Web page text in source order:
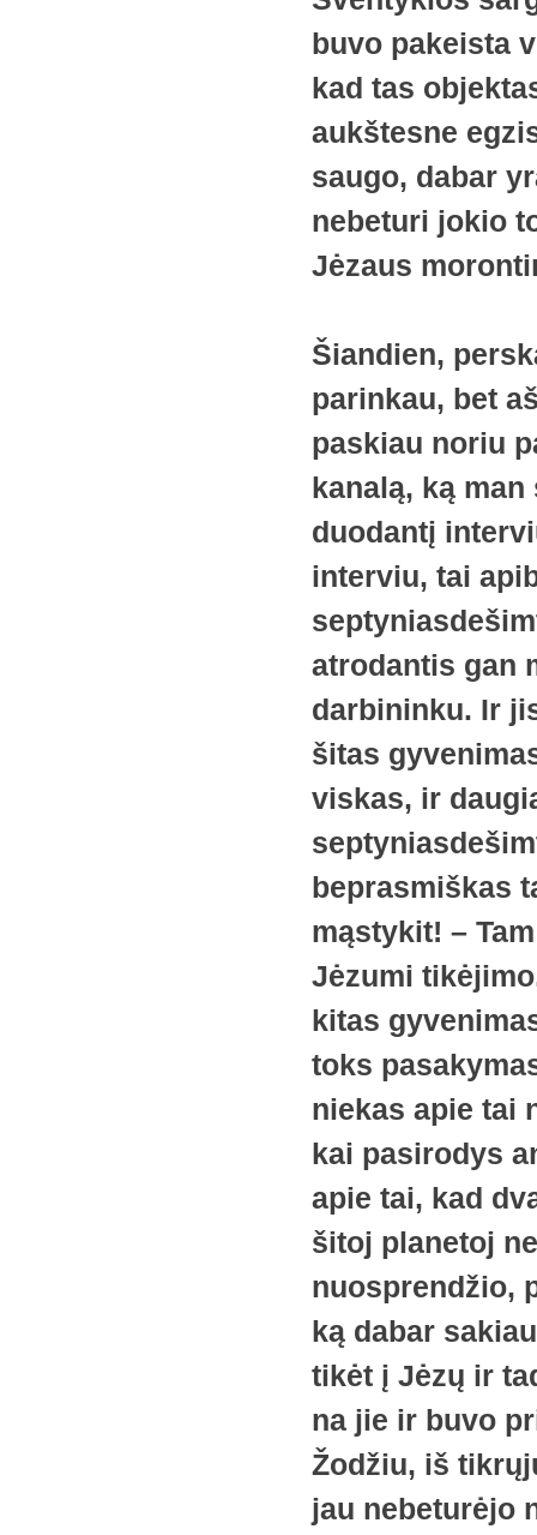
buvo pakeista
kad tas
aukštesne
saugo, dabar
nebeturi jokio
Jėzaus
Šiandien,
parinkau, bet
paskiau noriu
kanalą, ką
duodantį
interviu, tai
atrodantis gan
darbininku. Ir
šitas
viskas, ir
beprasmiškas
mąstykit! –
Jėzumi
kitas
toks
niekas apie tai
kai pasirodys
apie tai, kad
šitoj planetoj
nuosprendžio,
ką dabar
tikėt į Jėzų ir
na jie ir buvo
Žodžiu, iš
jau nebeturėjo